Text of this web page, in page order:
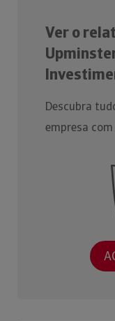
Ver o
Descubra
empresa